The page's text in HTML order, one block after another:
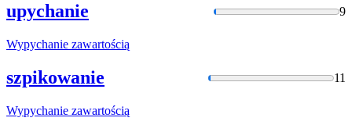
upychanie 9
Wypychanie zawartością
szpikowanie 11
Wypychanie zawartością